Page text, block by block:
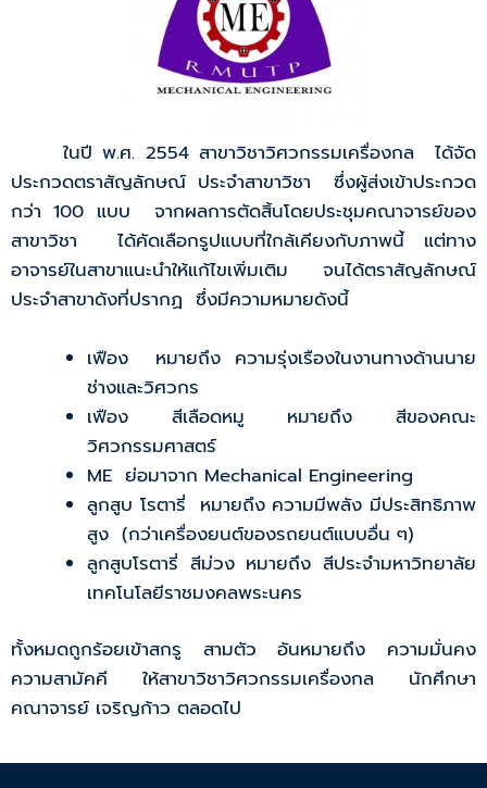
ในปี พ.ศ. 2554 สาขาวิชาวิศวกรรมเครื่องกล ได้จัด
ประกวดตราสัญลักษณ์ ประจำสาขาวิชา ซึ่งผู้ส่งเข้าประกวด
กว่า 100 แบบ จากผลการตัดสิ้นโดยประชุมคณาจารย์ของ
สาขาวิชา ได้คัดเลือกรูปแบบที่ใกล้เคียงกับภาพนี้ แต่ทาง
อาจารย์ในสาขาแนะนำให้แก้ไขเพิ่มเติม จนได้ตราสัญลักษณ์
ประจำสาขาดังที่ปรากฏ ซึ่งมีความหมายดังนี้
เฟือง หมายถึง ความรุ่งเรืองในงานทางด้านนาย
ช่างและวิศวกร
เฟือง สีเลือดหมู หมายถึง สีของคณะ
วิศวกรรมศาสตร์
ME ย่อมาจาก Mechanical Engineering
ลูกสูบ โรตารี่ หมายถึง ความมีพลัง มีประสิทธิภาพ
สูง (กว่าเครื่องยนต์ของรถยนต์แบบอื่น ๆ)
ลูกสูบโรตารี่ สีม่วง หมายถึง สีประจำมหาวิทยาลัย
เทคโนโลยีราชมงคลพระนคร
ทั้งหมดถูกร้อยเข้าสกรู สามตัว อันหมายถึง ความมั่นคง
ความสามัคคี ให้สาขาวิชาวิศวกรรมเครื่องกล นักศึกษา
คณาจารย์ เจริญก้าว ตลอดไป